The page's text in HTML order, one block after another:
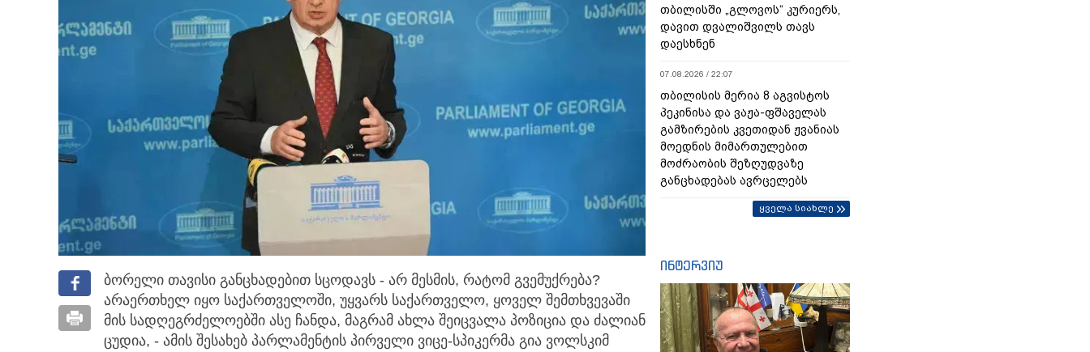
ბორელი თავისი განცხადებით სცოდავს - არ მესმის, რატომ გვემუქრება?
არაერთხელ იყო საქართველოში, უყვარს საქართველო, ყოველ შემთხვევაში
მის სადღეგრძელოებში ასე ჩანდა, მაგრამ ახლა შეიცვალა პოზიცია და ძალიან
ცუდია, - ამის შესახებ პარლამენტის პირველი ვიცე-სპიკერმა გია ვოლსკიმ
თბილისში „გლოვოს“ კურიერს,
დავით დვალიშვილს თავს
დაესხნენ
07.08.2026 / 22:07
თბილისის მერია 8 აგვისტოს
პეკინისა და ვაჟა-ფშაველას
გამზირების კვეთიდან ჟვანიას
მოედნის მიმართულებით
მოძრაობის შეზღუდვაზე
განცხადებას ავრცელებს
ყველა სიახლე
ინტერვიუ